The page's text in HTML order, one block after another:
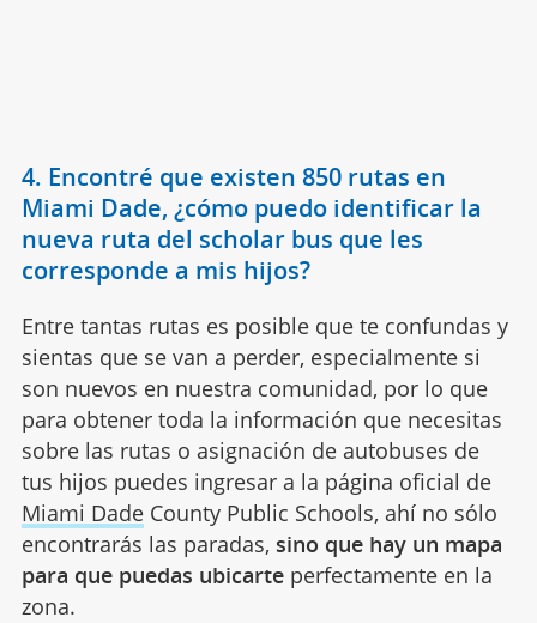
4. Encontré que existen 850 rutas en
Miami Dade, ¿cómo puedo identificar la
nueva ruta del scholar bus que les
corresponde a mis hijos?
Entre tantas rutas es posible que te confundas y
sientas que se van a perder, especialmente si
son nuevos en nuestra comunidad, por lo que
para obtener toda la información que necesitas
sobre las rutas o asignación de autobuses de
tus hijos puedes ingresar a la página oficial de
Miami DadeCounty Public Schools, ahí no sólo
encontrarás las paradas, sino que hay un mapa
para que puedas ubicarteperfectamente en la
zona.